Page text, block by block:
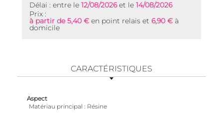
Délai : entre le 12/08/2026et le 14/08/2026
Prix :
à partir de 5,40 € en point relais et 6,90 € à
domicile
CARACTÉRISTIQUES
Aspect
Matériau principal
Résine